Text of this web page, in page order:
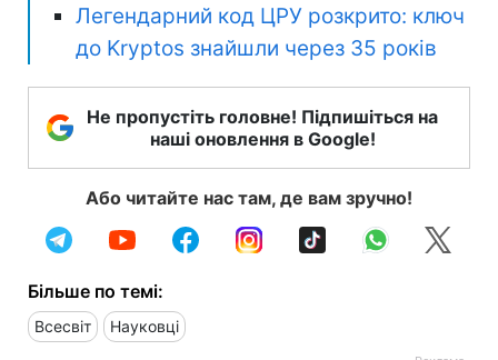
Легендарний код ЦРУ розкрито: ключ
до Kryptos знайшли через 35 років
Не пропустіть головне! Підпишіться на
наші оновлення в Google!
Або читайте нас там, де вам зручно!
Більше по темі:
Всесвіт Науковці